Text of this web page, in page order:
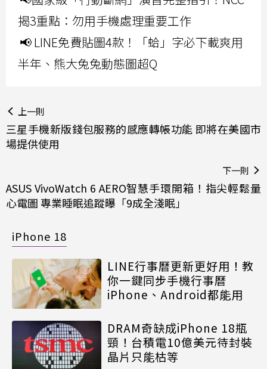
揭3重點：勿用手機處理重要工作
📢 LINE免費貼圖4款！「蛤」字必下載爽用
半年、熊大兔兔動態圖超Q
上一則
三星手機新版錢包服務的感應轉帳功能 即將在美國市
場提供使用
下一則
ASUS VivoWatch 6 AERO智慧手環開箱！指尖輕鬆量
心電圖 專業睡眠追蹤曝「9成全淺眠」
iPhone 18
LINE行事曆更新更好用！教
你一鍵同步手機行事曆
iPhone、Android都能用
DRAM奇缺成iPhone 18瓶
頸！台積電10億美元待封裝
晶片只能枯等